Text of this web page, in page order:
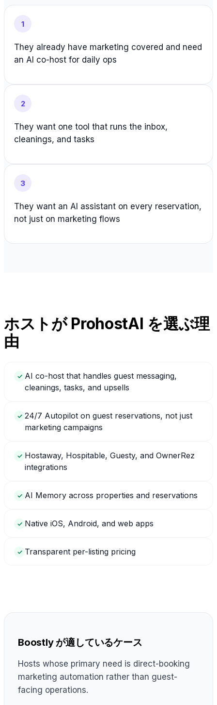
1
They already have marketing covered and need
an AI co-host for daily ops
2
They want one tool that runs the inbox,
cleanings, and tasks
3
They want an AI assistant on every reservation,
not just on marketing flows
ホストが ProhostAI を選ぶ理
由
✓ AI co-host that handles guest messaging,
cleanings, tasks, and upsells
✓ 24/7 Autopilot on guest reservations, not just
marketing campaigns
✓ Hostaway, Hospitable, Guesty, and OwnerRez
integrations
✓ AI Memory across properties and reservations
✓ Native iOS, Android, and web apps
✓ Transparent per-listing pricing
Boostly が適しているケース
Hosts whose primary need is direct-booking
marketing automation rather than guest-
facing operations.